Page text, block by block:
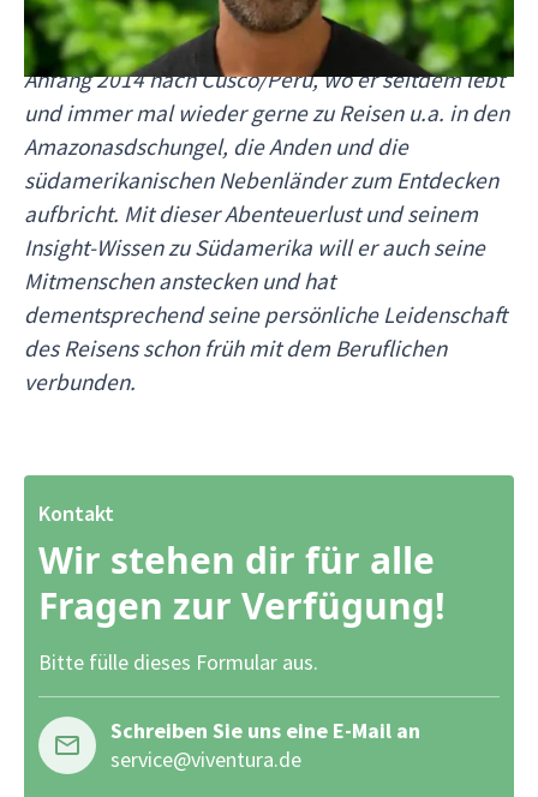
Schon seit seiner Kindheit mit Begeisterung für
Lateinamerika gesegnet, verschlug es Simeon
Anfang 2014 nach Cusco/Peru, wo er seitdem lebt
und immer mal wieder gerne zu Reisen u.a. in den
Amazonasdschungel, die Anden und die
südamerikanischen Nebenländer zum Entdecken
aufbricht. Mit dieser Abenteuerlust und seinem
Insight-Wissen zu Südamerika will er auch seine
Mitmenschen anstecken und hat
dementsprechend seine persönliche Leidenschaft
des Reisens schon früh mit dem Beruflichen
verbunden.
Kontakt
Wir stehen dir für alle
Fragen zur Verfügung!
Bitte fülle dieses Formular aus.
Schreiben Sie uns eine E-Mail an
service@viventura.de